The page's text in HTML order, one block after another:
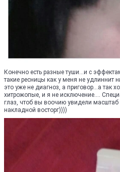
Конечно есть разные туши...и с
такие ресницы как у меня не удлиннит
это уже не диагноз, а приговор...а так
хитрожопые, и я не исключение....
глаз, чтоб вы воочию увидели масштаб
накладной восторг))))